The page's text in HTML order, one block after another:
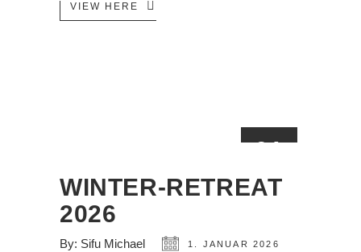
VIEW HERE
01
WINTER-RETREAT
2026
By: Sifu Michael 1. JANUAR 2026